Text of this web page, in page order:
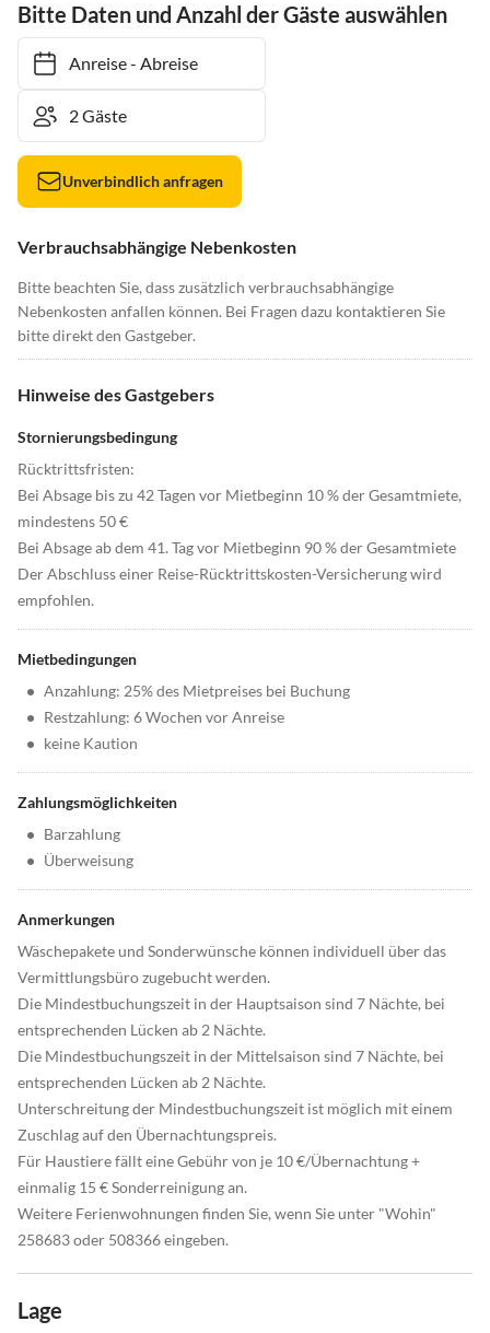
Bitte Daten und Anzahl der Gäste auswählen
Anreise- Abreise
Unverbindlich anfragen
Verbrauchsabhängige Nebenkosten
Bitte beachten Sie, dass zusätzlich verbrauchsabhängige
Nebenkosten anfallen können. Bei Fragen dazu kontaktieren Sie
bitte direkt den Gastgeber.
Hinweise des Gastgebers
Stornierungsbedingung
Rücktrittsfristen:
Bei Absage bis zu 42 Tagen vor Mietbeginn 10 % der Gesamtmiete,
mindestens 50 €
Bei Absage ab dem 41. Tag vor Mietbeginn 90 % der Gesamtmiete
Der Abschluss einer Reise-Rücktrittskosten-Versicherung wird
empfohlen.
Mietbedingungen
• Anzahlung: 25% des Mietpreises bei Buchung
• Restzahlung: 6 Wochen vor Anreise
• keine Kaution
Zahlungsmöglichkeiten
• Barzahlung
• Überweisung
Anmerkungen
Wäschepakete und Sonderwünsche können individuell über das
Vermittlungsbüro zugebucht werden.
Die Mindestbuchungszeit in der Hauptsaison sind 7 Nächte, bei
entsprechenden Lücken ab 2 Nächte.
Die Mindestbuchungszeit in der Mittelsaison sind 7 Nächte, bei
entsprechenden Lücken ab 2 Nächte.
Unterschreitung der Mindestbuchungszeit ist möglich mit einem
Zuschlag auf den Übernachtungspreis.
Für Haustiere fällt eine Gebühr von je 10 €/Übernachtung +
einmalig 15 € Sonderreinigung an.
Weitere Ferienwohnungen finden Sie, wenn Sie unter "Wohin"
258683 oder 508366 eingeben.
Lage